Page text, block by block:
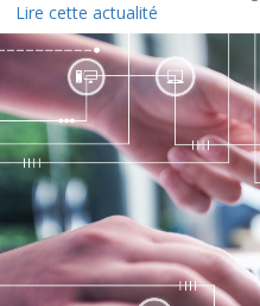
Lire cette actualité